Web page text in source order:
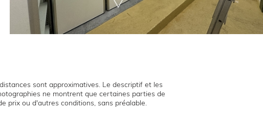
sont approximatives. Le descriptif et les
ne montrent que certaines parties de
prix ou d'autres conditions, sans préalable.